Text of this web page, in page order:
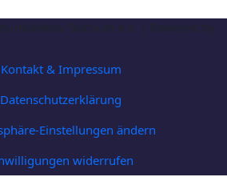
Bochum e.V. | Powered by
Kontakt & Impressum
Datenschutzerklärung
Einstellungen ändern
widerrufen